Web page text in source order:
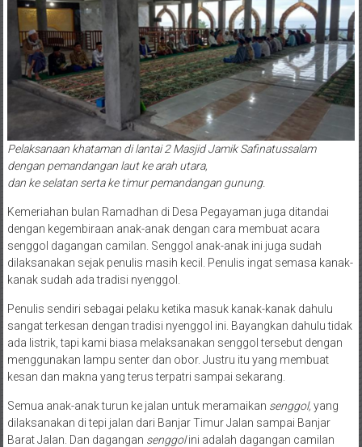
Pelaksanaan khataman di lantai 2 Masjid Jamik Safinatussalam
dengan pemandangan laut ke arah utara,
dan ke selatan serta ke timur pemandangan gunung.
Kemeriahan bulan Ramadhan di Desa Pegayaman juga ditandai
dengan kegembiraan anak-anak dengan cara membuat acara
senggol dagangan camilan. Senggol anak-anak ini juga sudah
dilaksanakan sejak penulis masih kecil. Penulis ingat semasa kanak-
kanak sudah ada tradisi nyenggol.
Penulis sendiri sebagai pelaku ketika masuk kanak-kanak dahulu
sangat terkesan dengan tradisi nyenggol ini. Bayangkan dahulu tidak
ada listrik, tapi kami biasa melaksanakan senggol tersebut dengan
menggunakan lampu senter dan obor. Justru itu yang membuat
kesan dan makna yang terus terpatri sampai sekarang.
Semua anak-anak turun ke jalan untuk meramaikan senggol, yang
dilaksanakan di tepi jalan dari Banjar Timur Jalan sampai Banjar
Barat Jalan. Dan dagangan senggolini adalah dagangan camilan